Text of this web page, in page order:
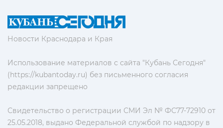
Новости Краснодара и Края
Использование материалов с сайта "Кубань Сегодня"
(https://kubantoday.ru) без письменного согласия
редакции запрещено
Свидетельство о регистрации СМИ Эл № ФС77-72910 от
25.05.2018, выдано Федеральной службой по надзору в